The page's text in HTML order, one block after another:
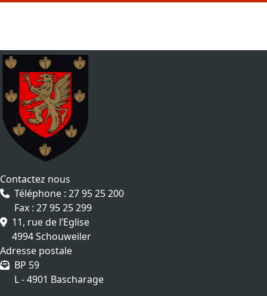
Contactez nous
Téléphone : 27 95 25 200
Fax : 27 95 25 299
11, rue de l’Eglise
4994 Schouweiler
Adresse postale
BP 59
L - 4901 Bascharage